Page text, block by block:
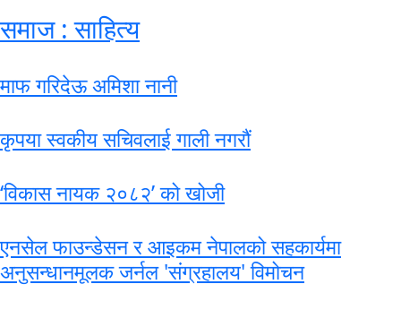
समाज : साहित्य
माफ गरिदेऊ अमिशा नानी
कृपया स्वकीय सचिवलाई गाली नगरौं
‘विकास नायक २०८२’ को खोजी
एनसेल फाउन्डेसन र आइकम नेपालको सहकार्यमा
अनुसन्धानमूलक जर्नल 'संग्रहालय' विमोचन